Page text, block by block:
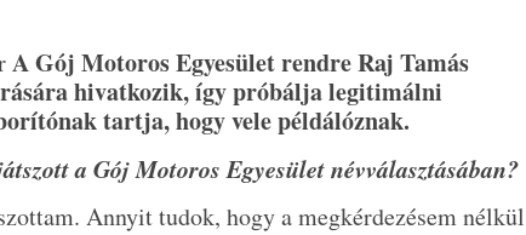
A Gój Motoros Egyesület rendre Raj Tamás
hivatkozik, így próbálja legitimálni
tartja, hogy vele példálóznak.
a Gój Motoros Egyesület névválasztásában?
Annyit tudok, hogy a megkérdezésem nélkül